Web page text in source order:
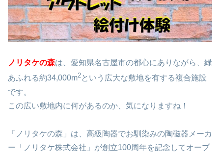
ノリタケの森は、愛知県名古屋市の都心にありながら、緑
あふれる約34,000m2 という広大な敷地を有する複合施設
です。
この広い敷地内に何があるのか、気になりますね！
「ノリタケの森」は、高級陶器でお馴染みの陶磁器メーカ
ー「ノリタケ株式会社」が創立100周年を記念してオープ